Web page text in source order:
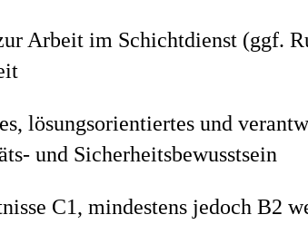
Arbeit im Schichtdienst (ggf.
lösungsorientiertes und
und Sicherheitsbewusstsein
C1, mindestens jedoch B2